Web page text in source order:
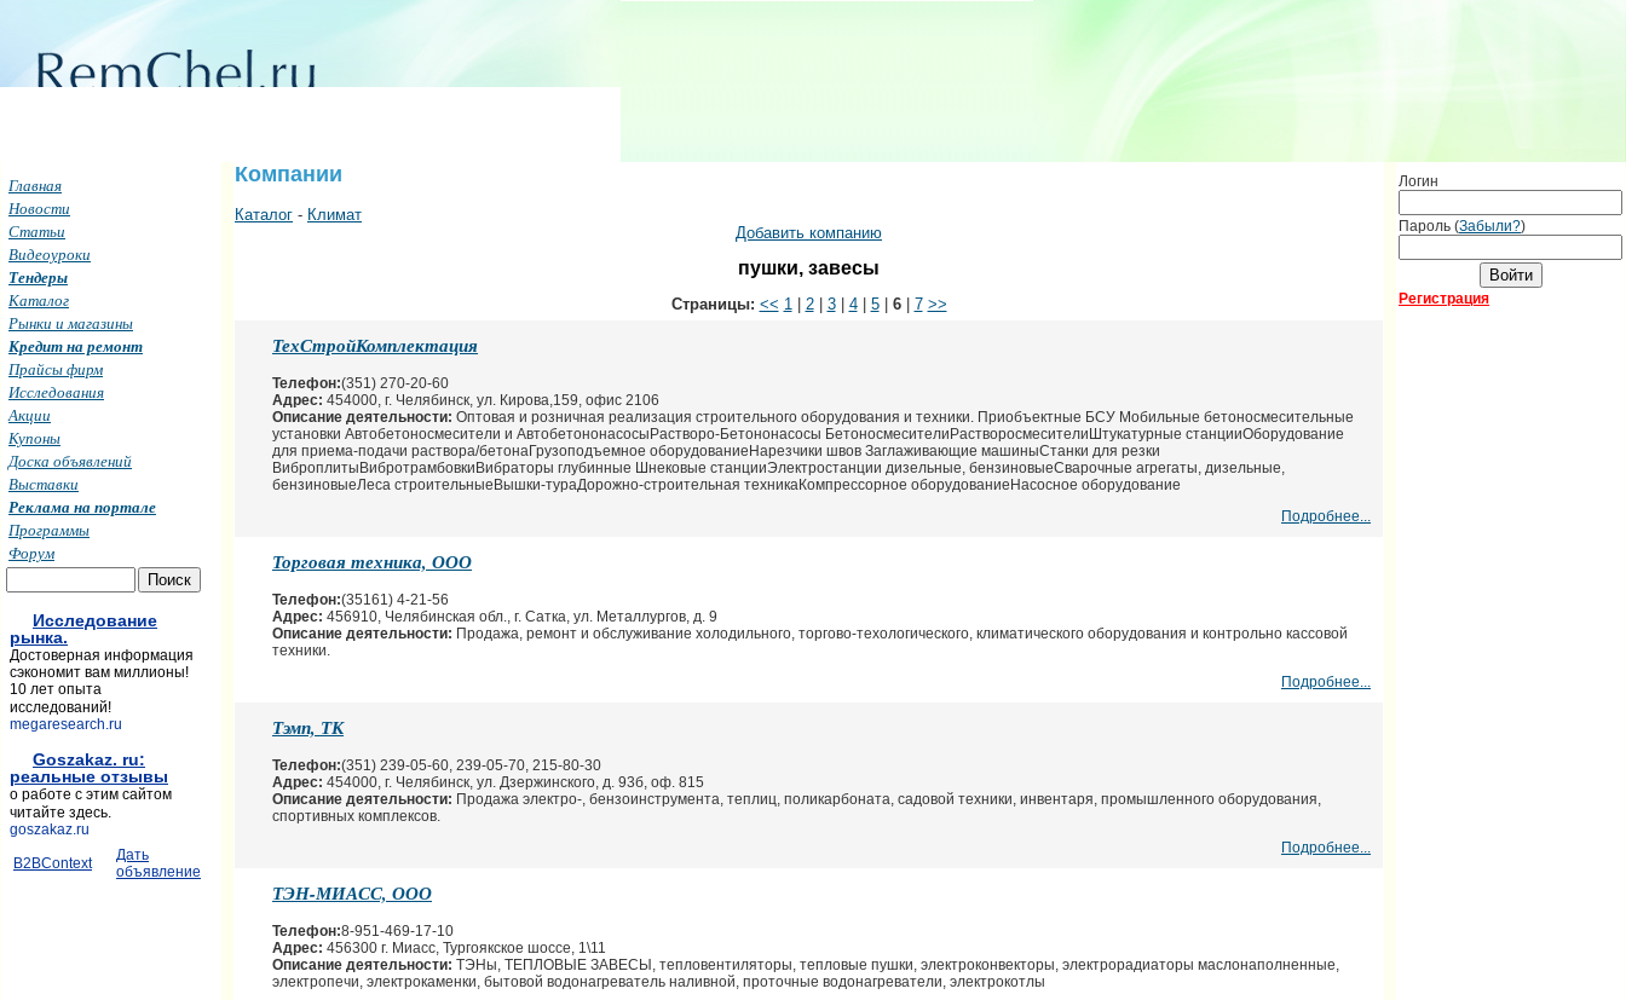
Компании
Каталог - Климат
Добавить компанию
пушки, завесы
Страницы: << 1| 2| 3| 4| 5| 6| 7 >>
ТехСтройКомплектация
Телефон:(351) 270-20-60
Адрес: 454000, г. Челябинск, ул. Кирова,159, офис 2106
Описание деятельности: Оптовая и розничная реализация строительного оборудования и техники. Приобъектные БСУ Мобильные бетоносмесительные
установки Автобетоносмесители и АвтобетононасосыРастворо-Бетононасосы БетоносмесителиРастворосмесителиШтукатурные станцииОборудование
для приема-подачи раствора/бетонаГрузоподъемное оборудованиеНарезчики швов Заглаживающие машиныСтанки для резки
ВиброплитыВибротрамбовкиВибраторы глубинные Шнековые станцииЭлектростанции дизельные, бензиновыеСварочные агрегаты, дизельные,
бензиновыеЛеса строительныеВышки-тураДорожно-строительная техникаКомпрессорное оборудованиеНасосное оборудование
Подробнее...
Торговая техника, ООО
Телефон:(35161) 4-21-56
Адрес: 456910, Челябинская обл., г. Сатка, ул. Металлургов, д. 9
Описание деятельности: Продажа, ремонт и обслуживание холодильного, торгово-техологического, климатического оборудования и контрольно кассовой
техники.
Подробнее...
Тэмп, ТК
Телефон:(351) 239-05-60, 239-05-70, 215-80-30
Адрес: 454000, г. Челябинск, ул. Дзержинского, д. 93б, оф. 815
Описание деятельности: Продажа электро-, бензоинструмента, теплиц, поликарбоната, садовой техники, инвентаря, промышленного оборудования,
спортивных комплексов.
Подробнее...
ТЭН-МИАСС, ООО
Телефон:8-951-469-17-10
Адрес: 456300 г. Миасс, Тургоякское шоссе, 1\11
Описание деятельности: ТЭНы, ТЕПЛОВЫЕ ЗАВЕСЫ, тепловентиляторы, тепловые пушки, электроконвекторы, электрорадиаторы маслонаполненные,
электропечи, электрокаменки, бытовой водонагреватель наливной, проточные водонагреватели, электрокотлы
Главная
Новости
Статьи
Видеоуроки
Тендеры
Каталог
Рынки и магазины
Кредит на ремонт
Прайсы фирм
Исследования
Акции
Купоны
Доска объявлений
Выставки
Реклама на портале
Программы
Форум
Исследование
рынка.
Достоверная информация
сэкономит вам миллионы!
10 лет опыта
исследований!
megaresearch.ru
Goszakaz. ru:
реальные отзывы
о работе с этим сайтом
читайте здесь.
goszakaz.ru
B2BContext
Дать
объявление
Логин
Пароль (Забыли?)
Регистрация